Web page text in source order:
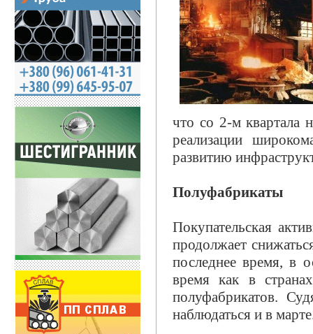
что со 2-м квартала
реализации
развитию
Полуфабрикаты
Покупательская
продолжает
последнее время, в
время как в
полуфабрикатов.
наблюдаться и в